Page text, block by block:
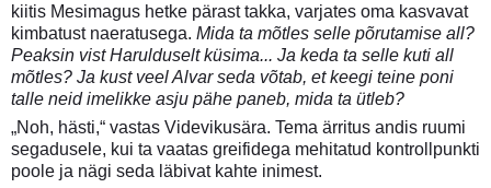
kiitis Mesimagus hetke pärast takka, varjates oma kasvavat
kimbatust naeratusega. Mida ta mõtles selle põrutamise all?
Peaksin vist Harulduselt küsima... Ja keda ta selle kuti all
mõtles? Ja kust veel Alvar seda võtab, et keegi teine poni
talle neid imelikke asju pähe paneb, mida ta ütleb?
„Noh, hästi,“ vastas Videvikusära. Tema ärritus andis ruumi
segadusele, kui ta vaatas greifidega mehitatud kontrollpunkti
poole ja nägi seda läbivat kahte inimest.